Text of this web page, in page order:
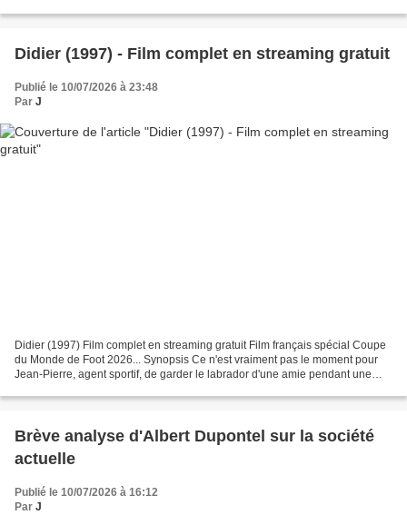
Didier (1997) - Film complet en streaming gratuit
Publié le 10/07/2026 à 23:48
Par J
Didier (1997) Film complet en streaming gratuit Film français spécial Coupe
du Monde de Foot 2026... Synopsis Ce n'est vraiment pas le moment pour
Jean-Pierre, agent sportif, de garder le labrador d'une amie pendant une
Brève analyse d'Albert Dupontel sur la société
actuelle
Publié le 10/07/2026 à 16:12
Par J